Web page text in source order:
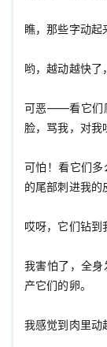
瞧，那些字动起
哟，越动越快了
可恶——看它们
脸，骂我，对
可怕！看它们
的尾部刺进我的
哎呀，它们钻到
我害怕了，全
产它们的卵。
我感觉到肉里动